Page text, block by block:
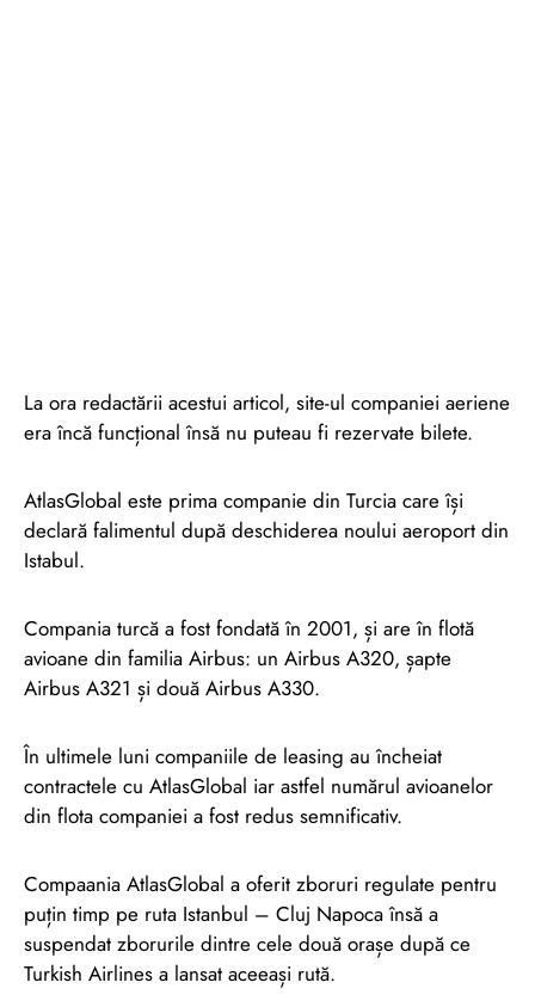
La ora redactării acestui articol, site-ul companiei aeriene
era încă funcțional însă nu puteau fi rezervate bilete.
AtlasGlobal este prima companie din Turcia care își
declară falimentul după deschiderea noului aeroport din
Istabul.
Compania turcă a fost fondată în 2001, și are în flotă
avioane din familia Airbus: un Airbus A320, șapte
Airbus A321 și două Airbus A330.
În ultimele luni companiile de leasing au încheiat
contractele cu AtlasGlobal iar astfel numărul avioanelor
din flota companiei a fost redus semnificativ.
Compaania AtlasGlobal a oferit zboruri regulate pentru
puțin timp pe ruta Istanbul – Cluj Napoca însă a
suspendat zborurile dintre cele două orașe după ce
Turkish Airlines a lansat aceeași rută.